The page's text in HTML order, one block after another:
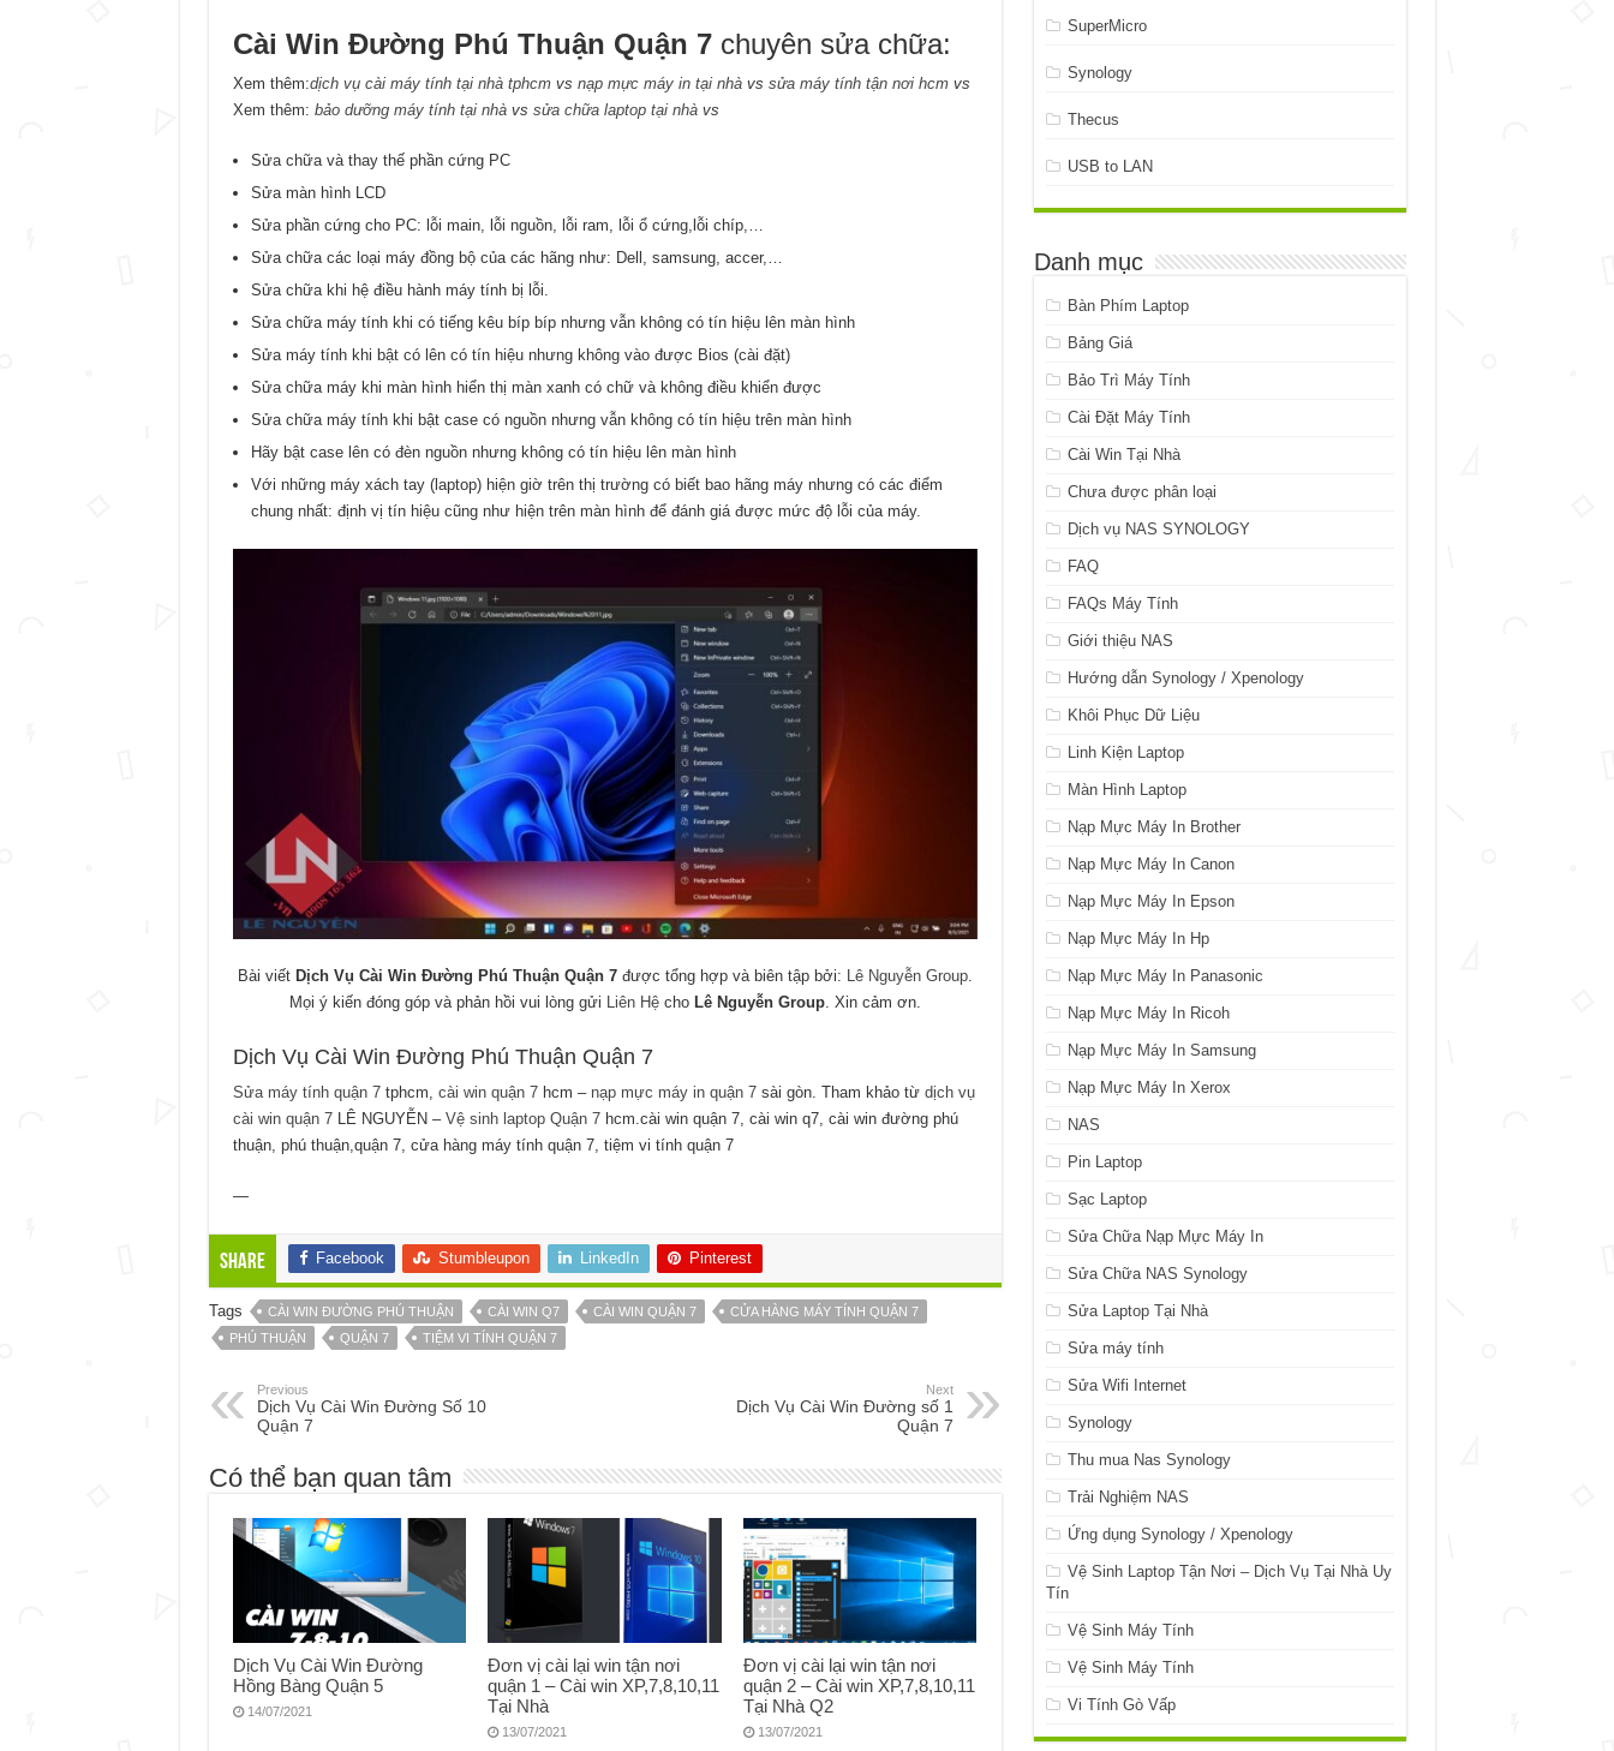
Cài Win Đường Phú Thuận Quận 7 chuyên sửa chữa:
Xem thêm:dịch vụ cài máy tính tại nhà tphcmvs nạp mực máy in tại nhàvs sửa máy tính tận nơi hcmvs
Xem thêm: bảo dưỡng máy tính tại nhàvs sửa chữa laptop tại nhàvs
Sửa chữa và thay thế phần cứng PC
Sửa màn hình LCD
Sửa phần cứng cho PC: lỗi main, lỗi nguồn, lỗi ram, lỗi ổ cứng,lỗi chíp,…
Sửa chữa các loại máy đồng bộ của các hãng như: Dell, samsung, accer,…
Sửa chữa khi hệ điều hành máy tính bị lỗi.
Sửa chữa máy tính khi có tiếng kêu bíp bíp nhưng vẫn không có tín hiệu lên màn hình
Sửa máy tính khi bật có lên có tín hiệu nhưng không vào được Bios (cài đặt)
Sửa chữa máy khi màn hình hiển thị màn xanh có chữ và không điều khiển được
Sửa chữa máy tính khi bật case có nguồn nhưng vẫn không có tín hiệu trên màn hình
Hãy bật case lên có đèn nguồn nhưng không có tín hiệu lên màn hình
Với những máy xách tay (laptop) hiện giờ trên thị trường có biết bao hãng máy nhưng có các điểm
chung nhất: định vị tín hiệu cũng như hiện trên màn hình để đánh giá được mức độ lỗi của máy.
Bài viết Dịch Vụ Cài Win Đường Phú Thuận Quận 7 được tổng hợp và biên tập bởi: Lê Nguyễn Group.
Mọi ý kiến đóng góp và phản hồi vui lòng gửi Liên Hệcho Lê Nguyễn Group. Xin cảm ơn.
Dịch Vụ Cài Win Đường Phú Thuận Quận 7
Sửa máy tính quận 7tphcm, cài win quận 7hcm – nạp mực máy in quận 7sài gòn. Tham khảo từ dịch vụ
cài win quận 7LÊ NGUYỄN – Vệ sinh laptop Quận 7hcm.cài win quận 7, cài win q7, cài win đường phú
thuận, phú thuận,quận 7, cửa hàng máy tính quận 7, tiệm vi tính quận 7
—
Share Facebook Stumbleupon LinkedIn Pinterest
Tags CÀI WIN ĐƯỜNG PHÚ THUẬN CÀI WIN Q7 CÀI WIN QUẬN 7
CỬA HÀNG MÁY TÍNH QUẬN 7
PHÚ THUẬN
QUẬN 7 TIỆM VI TÍNH QUẬN 7
Previous
Dịch Vụ Cài Win Đường Số 10
Quận 7
Next
Dịch Vụ Cài Win Đường số 1
Quận 7
Có thể bạn quan tâm
Dịch Vụ Cài Win Đường
Hồng Bàng Quận 5
14/07/2021
Đơn vị cài lại win tận nơi
quận 1 – Cài win XP,7,8,10,11
Tại Nhà
13/07/2021
Đơn vị cài lại win tận nơi
quận 2 – Cài win XP,7,8,10,11
Tại Nhà Q2
13/07/2021
SuperMicro
Synology
Thecus
USB to LAN
Danh mục
Bàn Phím Laptop
Bảng Giá
Bảo Trì Máy Tính
Cài Đặt Máy Tính
Cài Win Tại Nhà
Chưa được phân loại
Dịch vụ NAS SYNOLOGY
FAQ
FAQs Máy Tính
Giới thiệu NAS
Hướng dẫn Synology / Xpenology
Khôi Phục Dữ Liệu
Linh Kiện Laptop
Màn Hình Laptop
Nạp Mực Máy In Brother
Nạp Mực Máy In Canon
Nạp Mực Máy In Epson
Nạp Mực Máy In Hp
Nạp Mực Máy In Panasonic
Nạp Mực Máy In Ricoh
Nạp Mực Máy In Samsung
Nạp Mực Máy In Xerox
NAS
Pin Laptop
Sạc Laptop
Sửa Chữa Nạp Mực Máy In
Sửa Chữa NAS Synology
Sửa Laptop Tại Nhà
Sửa máy tính
Sửa Wifi Internet
Synology
Thu mua Nas Synology
Trải Nghiệm NAS
Ứng dụng Synology / Xpenology
Vệ Sinh Laptop Tận Nơi – Dịch Vụ Tại Nhà Uy
Tín
Vệ Sinh Máy Tính
Vệ Sinh Máy Tính
Vi Tính Gò Vấp